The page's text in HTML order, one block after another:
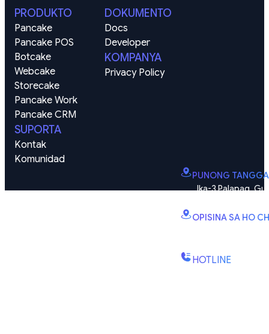
PRODUKTO
Pancake
Pancake POS
Botcake
Webcake
Storecake
Pancake Work
Pancake CRM
SUPORTA
Kontak
Komunidad
DOKUMENTO
Docs
Developer
KOMPANYA
Privacy Policy
PUNONG
Ika-3 Palapag,
OPISINA SA HO
HOTLINE